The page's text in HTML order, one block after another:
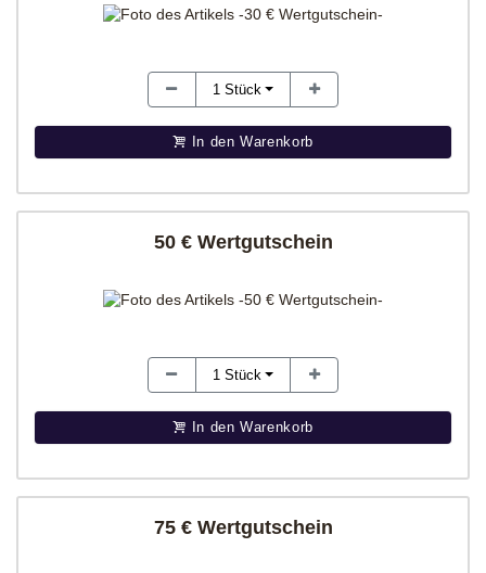
1 Stück
In den Warenkorb
50 € Wertgutschein
1 Stück
In den Warenkorb
75 € Wertgutschein